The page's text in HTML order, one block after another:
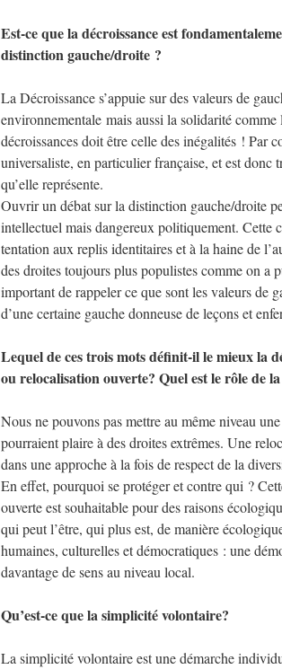
Est-ce que la décroissance est
distinction gauche/droite ?
La Décroissance s’appuie sur des valeurs de
environnementale mais aussi la solidarité
décroissances doit être celle des inégalités ! Par
universaliste, en particulier française, et est
qu’elle représente.
Ouvrir un débat sur la distinction gauche/droite
intellectuel mais dangereux politiquement. Cette
tentation aux replis identitaires et à la haine de
des droites toujours plus populistes comme on a
important de rappeler ce que sont les valeurs de
d’une certaine gauche donneuse de leçons et
Lequel de ces trois mots définit-il le mieux la
ou relocalisation ouverte? Quel est le rôle de
Nous ne pouvons pas mettre au même niveau une
pourraient plaire à des droites extrêmes. Une
dans une approche à la fois de respect de la
En effet, pourquoi se protéger et contre qui ?
ouverte est souhaitable pour des raisons
qui peut l’être, qui plus est, de manière
humaines, culturelles et démocratiques : une
davantage de sens au niveau local.
Qu’est-ce que la simplicité volontaire?
La simplicité volontaire est une démarche